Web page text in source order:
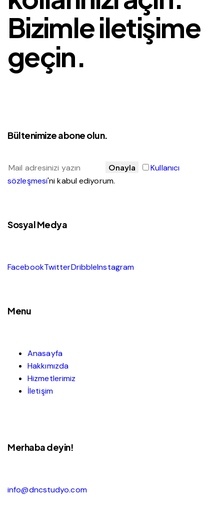
Bizimle iletişime
geçin.
Bültenimize abone olun.
Onayla
Kullanıcı
sözleşmesi'ni kabul ediyorum.
Sosyal Medya
FacebookTwitterDribbleInstagram
Menu
Anasayfa
Hakkımızda
Hizmetlerimiz
İletişim
Merhaba deyin!
info@dncstudyo.com